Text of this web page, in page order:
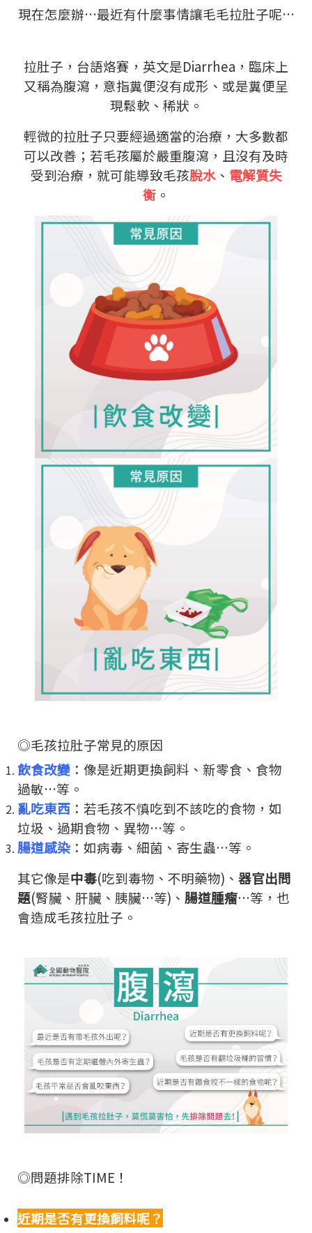
現在怎麼辦…最近有什麼事情讓毛毛拉肚子呢…
拉肚子，台語烙賽，英文是Diarrhea，臨床上
又稱為腹瀉，意指糞便沒有成形、或是糞便呈
現鬆軟、稀狀。
輕微的拉肚子只要經過適當的治療，大多數都
可以改善；若毛孩屬於嚴重腹瀉，且沒有及時
受到治療，就可能導致毛孩脫水、 電解質失
衡 。
◎毛孩拉肚子常見的原因
飲食改變 ：像是近期更換飼料、新零食、食物
過敏…等。
亂吃東西 ：若毛孩不慎吃到不該吃的食物，如
垃圾、過期食物、異物…等。
腸道感染 ：如病毒、細菌、寄生蟲…等。
其它像是中毒(吃到毒物、不明藥物)、 器官出問
題(腎臟、肝臟、胰臟…等)、 腸道腫瘤…等，也
會造成毛孩拉肚子。
◎問題排除TIME！
近期是否有更換飼料呢？